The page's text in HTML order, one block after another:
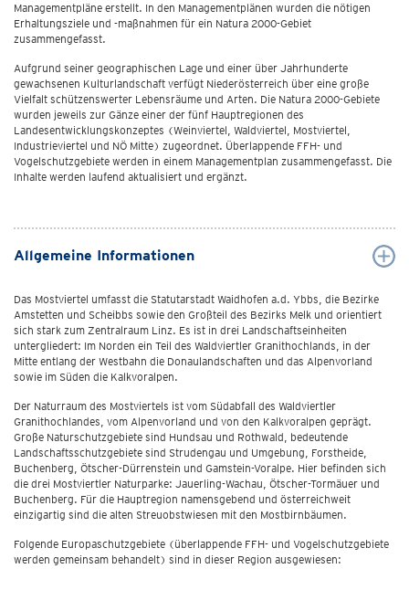
Managementpläne erstellt. In den Managementplänen wurden die nötigen
Erhaltungsziele und -maßnahmen für ein Natura 2000-Gebiet
zusammengefasst.
Aufgrund seiner geographischen Lage und einer über Jahrhunderte
gewachsenen Kulturlandschaft verfügt Niederösterreich über eine große
Vielfalt schützenswerter Lebensräume und Arten. Die Natura 2000-Gebiete
wurden jeweils zur Gänze einer der fünf Hauptregionen des
Landesentwicklungskonzeptes (Weinviertel, Waldviertel, Mostviertel,
Industrieviertel und NÖ Mitte) zugeordnet. Überlappende FFH- und
Vogelschutzgebiete werden in einem Managementplan zusammengefasst. Die
Inhalte werden laufend aktualisiert und ergänzt.
Allgemeine Informationen
Das Mostviertel umfasst die Statutarstadt Waidhofen a.d. Ybbs, die Bezirke
Amstetten und Scheibbs sowie den Großteil des Bezirks Melk und orientiert
sich stark zum Zentralraum Linz. Es ist in drei Landschaftseinheiten
untergliedert: Im Norden ein Teil des Waldviertler Granithochlands, in der
Mitte entlang der Westbahn die Donaulandschaften und das Alpenvorland
sowie im Süden die Kalkvoralpen.
Der Naturraum des Mostviertels ist vom Südabfall des Waldviertler
Granithochlandes, vom Alpenvorland und von den Kalkvoralpen geprägt.
Große Naturschutzgebiete sind Hundsau und Rothwald, bedeutende
Landschaftsschutzgebiete sind Strudengau und Umgebung, Forstheide,
Buchenberg, Ötscher-Dürrenstein und Gamstein-Voralpe. Hier befinden sich
die drei Mostviertler Naturparke: Jauerling-Wachau, Ötscher-Tormäuer und
Buchenberg. Für die Hauptregion namensgebend und österreichweit
einzigartig sind die alten Streuobstwiesen mit den Mostbirnbäumen.
Folgende Europaschutzgebiete (überlappende FFH- und Vogelschutzgebiete
werden gemeinsam behandelt) sind in dieser Region ausgewiesen: